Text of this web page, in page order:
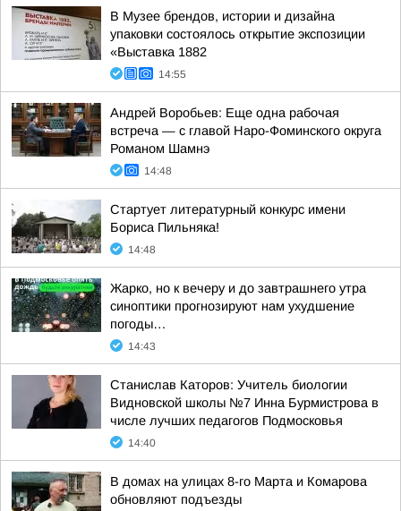
В Музее брендов, истории и дизайна
упаковки состоялось открытие экспозиции
«Выставка 1882
14:55
Андрей Воробьев: Еще одна рабочая
встреча — с главой Наро-Фоминского округа
Романом Шамнэ
14:48
Стартует литературный конкурс имени
Бориса Пильняка!
14:48
Жарко, но к вечеру и до завтрашнего утра
синоптики прогнозируют нам ухудшение
погоды…
14:43
Станислав Каторов: Учитель биологии
Видновской школы №7 Инна Бурмистрова в
числе лучших педагогов Подмосковья
14:40
В домах на улицах 8-го Марта и Комарова
обновляют подъезды